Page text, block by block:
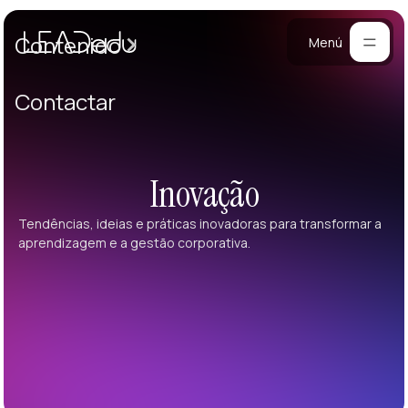
Menú
Portafolio
Contenido
Casos
Blog
Contactar
Inovação
Tendências, ideias e práticas inovadoras para transformar a
aprendizagem e a gestão corporativa.